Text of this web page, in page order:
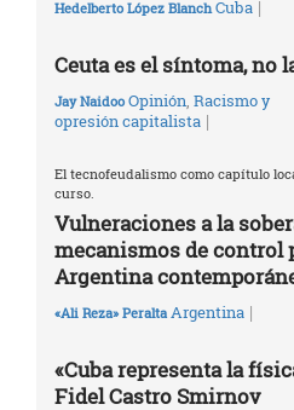
Hedelberto López Blanch Cuba |
Ceuta es el síntoma, no
Jay Naidoo Opinión Racismo y
opresión capitalista |
El tecnofeudalismo como capítulo
curso.
Vulneraciones a la
mecanismos de control
Argentina
«Ali Reza» Peralta Argentina |
«Cuba representa la
Fidel Castro Smirnov